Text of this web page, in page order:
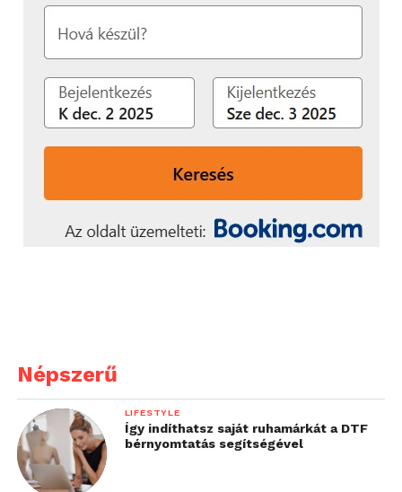
Népszerű
LIFESTYLE
Így indíthatsz saját ruhamárkát a DTF
bérnyomtatás segítségével